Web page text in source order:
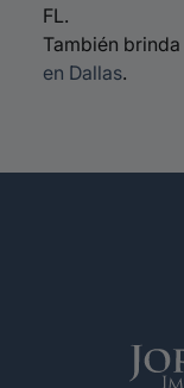
FL.
También brinda
en Dallas.